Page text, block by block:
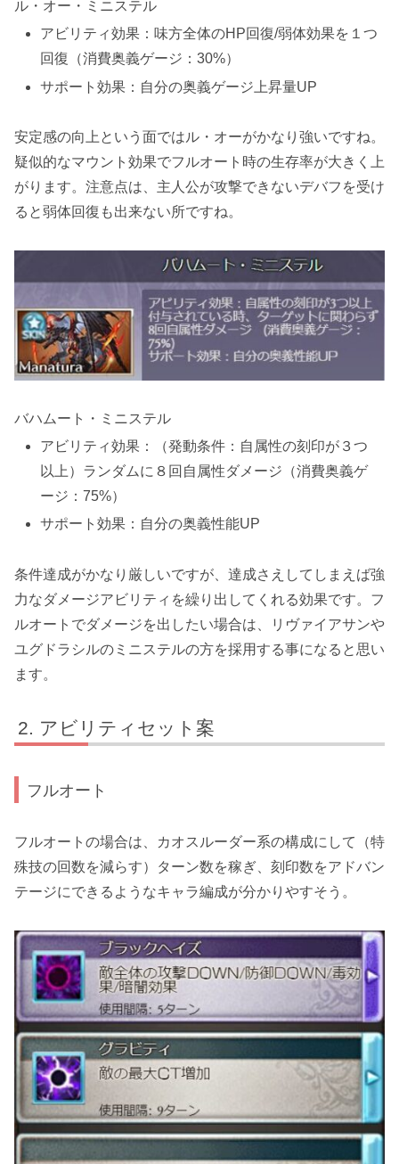
ル・オー・ミニステル
アビリティ効果：味方全体のHP回復/弱体効果を１つ
回復（消費奥義ゲージ：30%）
サポート効果：自分の奥義ゲージ上昇量UP
安定感の向上という面ではル・オーがかなり強いですね。
疑似的なマウント効果でフルオート時の生存率が大きく上
がります。注意点は、 主人公が攻撃できないデバフを受け
ると弱体回復も出来ない所ですね。
バハムート・ミニステル
アビリティ効果：（発動条件：自属性の刻印が３つ
以上）ランダムに８回自属性ダメージ（消費奥義ゲ
ージ：75%）
サポート効果：自分の奥義性能UP
条件達成がかなり厳しいですが、達成さえしてしまえば強
力なダメージアビリティを繰り出してくれる効果です。 フ
ルオートでダメージを出したい場合は、リヴァイアサンや
ユグドラシルのミニステルの方を採用する事になる と思い
ます。
アビリティセット案
フルオート
フルオートの場合は、カオスルーダー系の構成にして（特
殊技の回数を減らす）ターン数を稼ぎ、刻印数をアドバン
テージにできるようなキャラ編成が分かりやすそう。